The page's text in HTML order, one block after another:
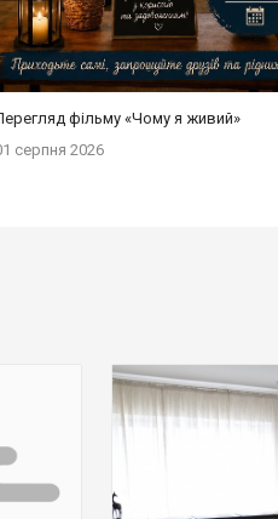
фільму «Чому я живий»
серпня 2026